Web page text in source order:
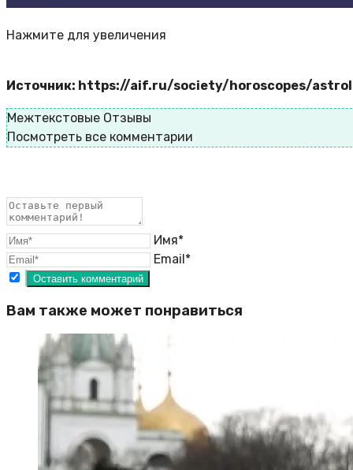
Нажмите для увеличения
Источник: https://aif.ru/society/horoscopes/
Межтекстовые Отзывы
Посмотреть все комментарии
Имя*
Email*
Вам также может понравиться